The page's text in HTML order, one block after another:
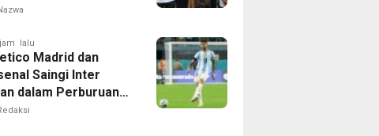
yang Roboh
lalu
Madrid dan
Saingi Inter
dalam Perburuan
Romero,